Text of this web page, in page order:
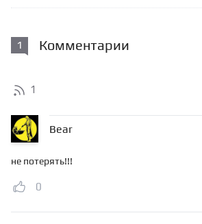
1 Комментарии
1
Bear
не потерять!!!
0